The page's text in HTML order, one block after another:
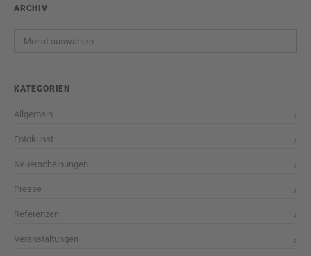
ARCHIV
KATEGORIEN
Allgemein
Fotokunst
Neuerscheinungen
Presse
Referenzen
Veranstaltungen